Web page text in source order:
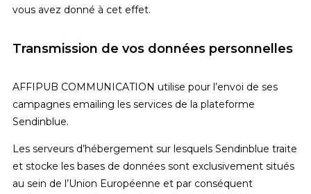
vous avez donné à cet effet.
Transmission de vos données personnelles
AFFIPUB COMMUNICATION utilise pour l’envoi de ses
campagnes emailing les services de la plateforme
Sendinblue.
Les serveurs d’hébergement sur lesquels Sendinblue traite
et stocke les bases de données sont exclusivement situés
au sein de l’Union Européenne et par conséquent